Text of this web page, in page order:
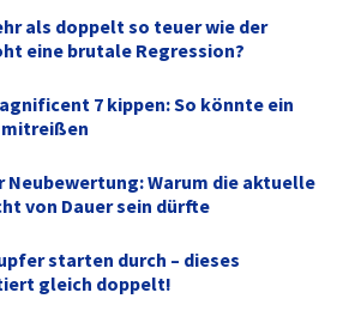
als doppelt so teuer wie der
eine brutale Regression?
7 kippen: So könnte ein
mitreißen
Neubewertung: Warum die aktuelle
von Dauer sein dürfte
starten durch – dieses
gleich doppelt!